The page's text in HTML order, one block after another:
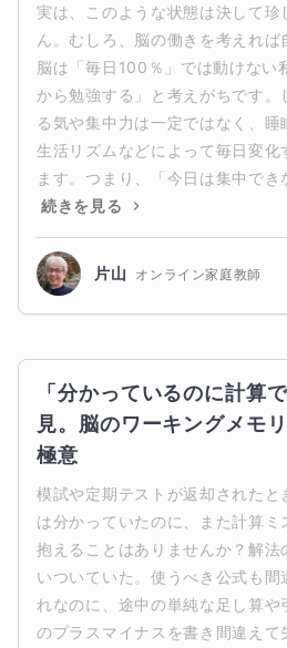
実は、このような状態は決して珍
ん。むしろ、脳の働きを考えれば
脳は「毎日100％」では動けない
から勉強する」と考えがちです
る気や集中力は一定ではなく、睡
生活リズムなどによって毎日変化
ます。つまり、「今日は集中で
続きを見る
片山 オンライン家庭教師
「分かっているのに計算
見。脳のワーキングメモ
極意
模試や定期テストが返却された
は分かっていたのに、また計算
抱えることはありませんか？解法
いついていた。使うべき公式も
れなのに、途中の単純な足し算
のプラスマイナスを書き間違えて